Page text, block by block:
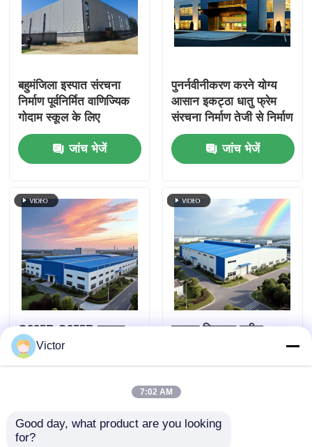
बहुमंजिला इस्पात संरचना
निर्माण पूर्वनिर्मित वाणिज्यिक
गोदाम स्कूल के लिए
जांच भेजें
पुनर्नवीनीकरण करने योग्य
आसान इकट्ठा धातु फ्रेम
संरचना निर्माण तेजी से निर्माण
जांच भेजें
Q235B Q355B मजबूत
धातु संरचना निर्माण ASTM
A36 पवन प्रतिरोधी
कस्टम डिजाइन स्टील
Victor
7:02 AM
Good day, what product are you looking
for?